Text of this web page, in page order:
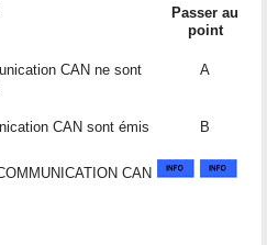
Passer au
point
CAN ne sont
A
CAN sont émis B
CAN